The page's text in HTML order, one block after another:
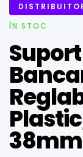
ÎN STOC
38mm